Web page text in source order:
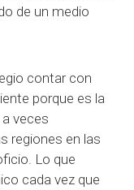
de un medio
contar con
porque es la
veces
regiones en las
Lo que
cada vez que